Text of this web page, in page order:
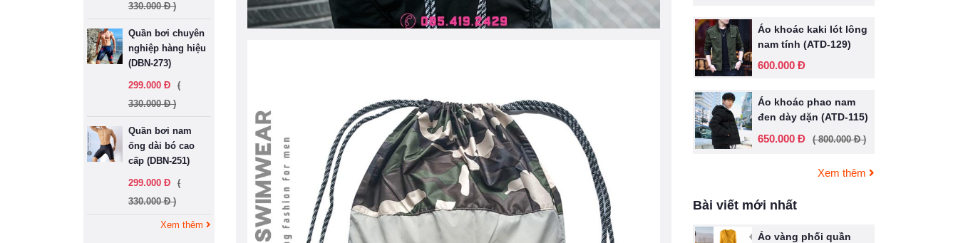
330.000 Đ )
Quần bơi chuyên
nghiệp hàng hiệu
(DBN-273)
299.000 Đ
(
330.000 Đ )
Quần bơi nam
ống dài bó cao
cấp (DBN-251)
299.000 Đ
(
330.000 Đ )
Xem thêm
Áo khoác kaki lót lông
nam tính (ATD-129)
600.000 Đ
Áo khoác phao nam
đen dày dặn (ATD-115)
650.000 Đ ( 800.000 Đ )
Xem thêm
Bài viết mới nhất
Áo vàng phối quần